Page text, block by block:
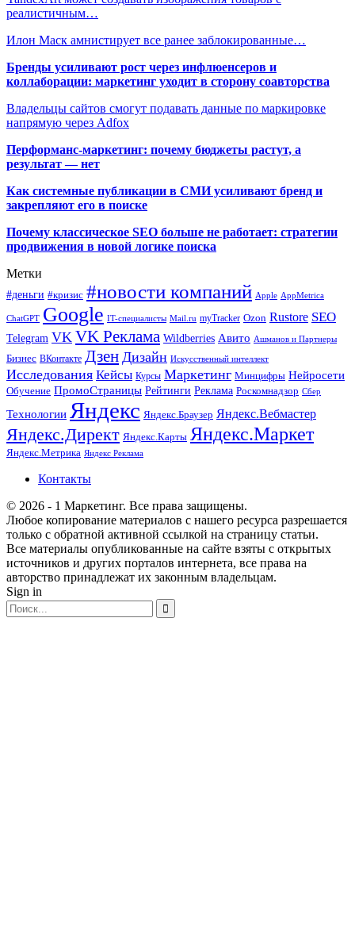
реалистичным…
Илон Маск амнистирует все ранее заблокированные…
Бренды усиливают рост через инфлюенсеров и
коллаборации: маркетинг уходит в сторону соавторства
Владельцы сайтов смогут подавать данные по маркировке
напрямую через Adfox
Перформанс-маркетинг: почему бюджеты растут, а
результат — нет
Как системные публикации в СМИ усиливают бренд и
закрепляют его в поиске
Почему классическое SEO больше не работает: стратегии
продвижения в новой логике поиска
Метки
#деньги #кризис #новости компаний Apple AppMetrica
ChatGPT Google IT-специалисты Mail.ru myTracker Ozon Rustore SEO
Telegram VK VK Реклама Wildberries Авито Ашманов и Партнеры
Бизнес ВКонтакте Дзен Дизайн Искусственный интеллект
Исследования Кейсы Курсы Маркетинг Минцифры Нейросети
Обучение ПромоСтраницы Рейтинги Реклама Роскомнадзор Сбер
Технологии Яндекс Яндекс.Браузер Яндекс.Вебмастер
Яндекс.Директ Яндекс.Карты Яндекс.Маркет
Яндекс.Метрика Яндекс Реклама
Контакты
© 2026 - 1 Маркетинг. Все права защищены.
Любое копирование материалов с нашего ресурса разрешается
только с обратной активной ссылкой на страницу статьи.
Все материалы опубликованные на сайте взяты с открытых
источников и других порталов интернета, все права на
авторство принадлежат их законным владельцам.
Sign in